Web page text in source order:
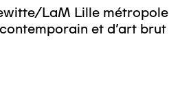
LaM Lille métropole
et d’art brut